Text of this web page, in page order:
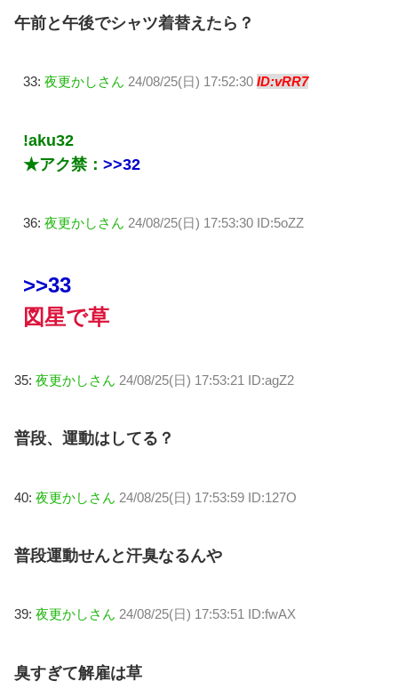
午前と午後でシャツ着替えたら？
33: 夜更かしさん 24/08/25(日) 17:52:30 ID:vRR7
!aku32
★アク禁： >>32
36: 夜更かしさん 24/08/25(日) 17:53:30 ID:5oZZ
>>33
図星で草
35: 夜更かしさん 24/08/25(日) 17:53:21 ID:agZ2
普段、運動はしてる？
40: 夜更かしさん 24/08/25(日) 17:53:59 ID:127O
普段運動せんと汗臭なるんや
39: 夜更かしさん 24/08/25(日) 17:53:51 ID:fwAX
臭すぎて解雇は草